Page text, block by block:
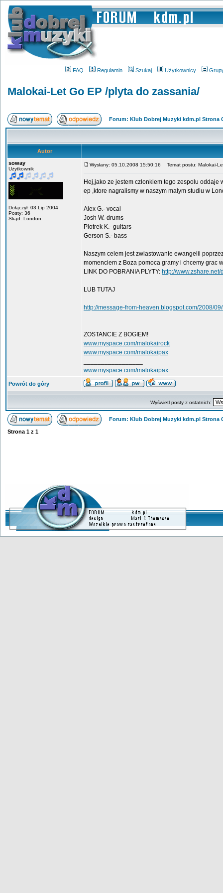
FAQ Regulamin Szukaj Użytkownicy
Malokai-Let Go EP /plyta do zassania/
Forum: Klub Dobrej Muzyki kdm.pl Strona
Autor
soway
Użytkownik
Dołączył: 03 Lip 2004
Posty: 36
Skąd: London
Wysłany: 05.10.2008 15:50:16 Temat postu: Malokai-
Hej,jako ze jestem czlonkiem tego zespolu oddaje
ep ,ktore nagralismy w naszym malym studiu w
Alex G.- vocal
Josh W.-drums
Piotrek K.- guitars
Gerson S.- bass
Naszym celem jest zwiastowanie ewangelii
momenciem z Boza pomoca gramy i chcemy grac
LINK DO POBRANIA PLYTY: http://
LUB TUTAJ
http://message-from-heaven.blogspot.com/2008/
ZOSTANCIE Z BOGIEM!
www.myspace.com/malokairock
www.myspace.com/malokaipax
www.myspace.com/malokaipax
Powrót do góry
Wyświetl posty z ostatnich:
Forum: Klub Dobrej Muzyki kdm.pl Strona
Strona 1 z 1